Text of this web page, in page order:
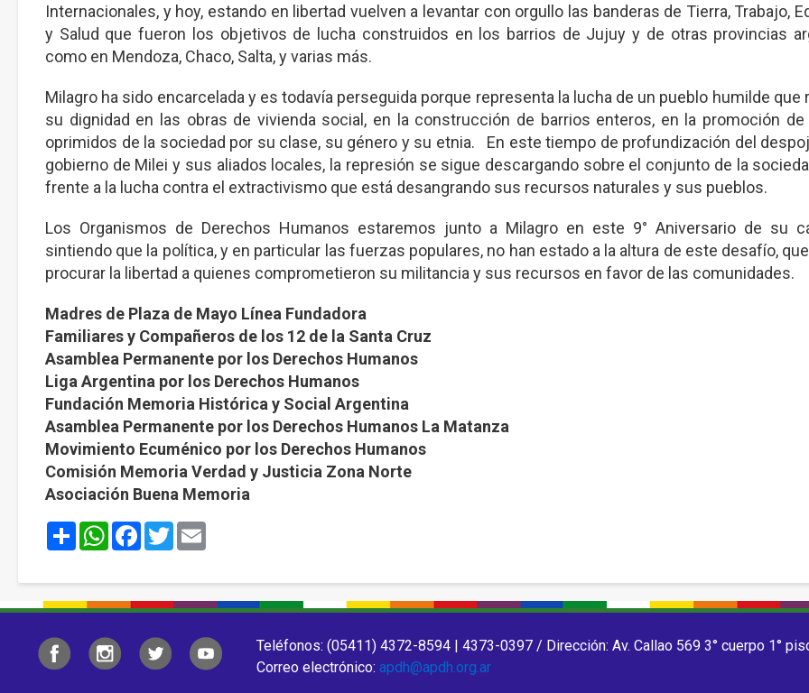
Internacionales, y hoy, estando en libertad vuelven a levantar con orgullo las banderas de Tierra, Trabajo,
y Salud que fueron los objetivos de lucha construidos en los barrios de Jujuy y de otras provincias
como en Mendoza, Chaco, Salta, y varias más.
Milagro ha sido encarcelada y es todavía perseguida porque representa la lucha de un pueblo humilde que
su dignidad en las obras de vivienda social, en la construcción de barrios enteros, en la promoción
oprimidos de la sociedad por su clase, su género y su etnia. En este tiempo de profundización del
gobierno de Milei y sus aliados locales, la represión se sigue descargando sobre el conjunto de la
frente a la lucha contra el extractivismo que está desangrando sus recursos naturales y sus pueblos.
Los Organismos de Derechos Humanos estaremos junto a Milagro en este 9° Aniversario de su
sintiendo que la política, y en particular las fuerzas populares, no han estado a la altura de este desafío,
procurar la libertad a quienes comprometieron su militancia y sus recursos en favor de las comunidades.
Madres de Plaza de Mayo Línea Fundadora
Familiares y Compañeros de los 12 de la Santa Cruz
Asamblea Permanente por los Derechos Humanos
Liga Argentina por los Derechos Humanos
Fundación Memoria Histórica y Social Argentina
Asamblea Permanente por los Derechos Humanos La Matanza
Movimiento Ecuménico por los Derechos Humanos
Comisión Memoria Verdad y Justicia Zona Norte
Asociación Buena Memoria
ShareWhatsApp
Facebook
Twitter
Teléfonos: (05411) 4372-8594 | 4373-0397 / Dirección: Av. Callao 569 3° cuerpo 1°
Correo electrónico: apdh@apdh.org.ar